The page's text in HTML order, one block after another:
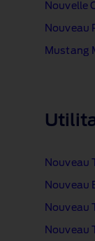
Nouvelle
Nouveau
Mustang
Nouveau
Nouveau
Nouveau
Nouveau